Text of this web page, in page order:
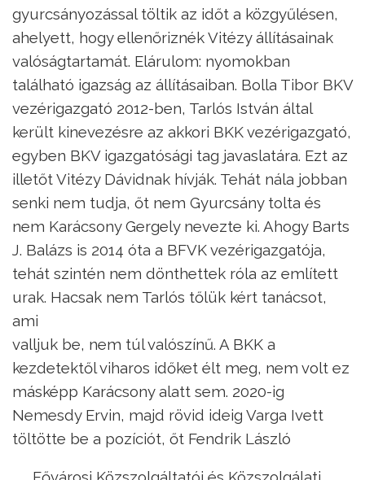
gyurcsányozással töltik az időt a közgyűlésen,
ahelyett, hogy ellenőriznék Vitézy állításainak
valóságtartamát. Elárulom: nyomokban
található igazság az állításaiban. Bolla Tibor BKV
vezérigazgató 2012-ben, Tarlós István által
került kinevezésre az akkori BKK vezérigazgató,
egyben BKV igazgatósági tag javaslatára. Ezt az
illetőt Vitézy Dávidnak hívják. Tehát nála jobban
senki nem tudja, őt nem Gyurcsány tolta és
nem Karácsony Gergely nevezte ki. Ahogy Barts
J. Balázs is 2014 óta a BFVK vezérigazgatója,
tehát szintén nem dönthettek róla az említett
urak. Hacsak nem Tarlós tőlük kért tanácsot,
ami
valljuk be, nem túl valószínű. A BKK a
kezdetektől viharos időket élt meg, nem volt ez
másképp Karácsony alatt sem. 2020-ig
Nemesdy Ervin, majd rövid ideig Varga Ivett
töltötte be a pozíciót, őt Fendrik László